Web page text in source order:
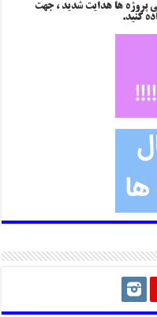
پروژه ها هدایت شدید ، جهت
کنید.